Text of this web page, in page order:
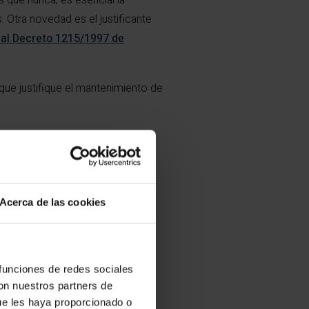
Acerca de las cookies
de redes sociales
nuestros partners de
les haya proporcionado o
novedad es el justificante
Decreto 1215/1997 de
justifique el mantenimiento de
del curso obtengan